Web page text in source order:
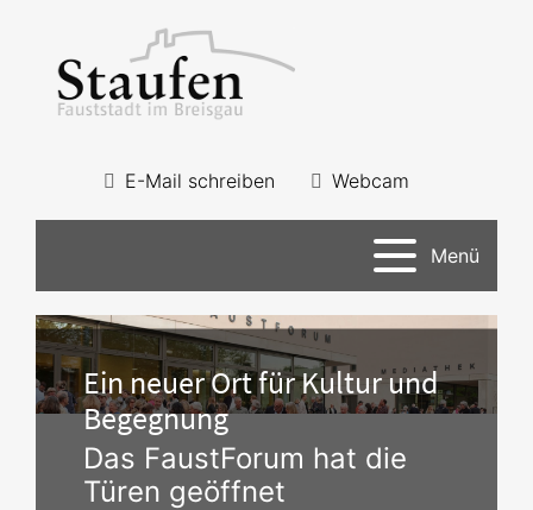
E-Mail schreiben Webcam
Menü
Ein neuer Ort für Kultur und
Begegnung
Das FaustForum hat die
Türen geöffnet